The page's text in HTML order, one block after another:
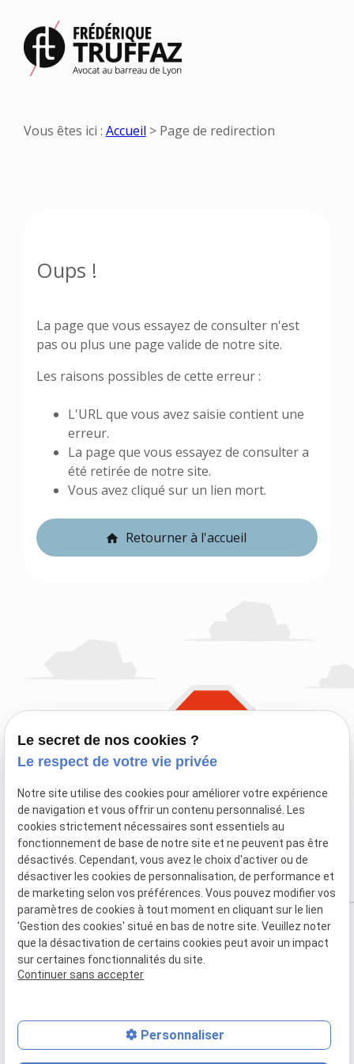
Vous êtes ici : Accueil > Page de redirection
Oups !
La page que vous essayez de consulter n'est
pas ou plus une page valide de notre site.
Les raisons possibles de cette erreur :
L'URL que vous avez saisie contient une
erreur.
La page que vous essayez de consulter a
été retirée de notre site.
Vous avez cliqué sur un lien mort.
home Retourner à l'accueil
Mentions
Politique de
Le secret de nos cookies ?
Le respect de votre vie privée
Notre site utilise des cookies pour améliorer votre expérience
de navigation et vous offrir un contenu personnalisé. Les
cookies strictement nécessaires sont essentiels au
fonctionnement de base de notre site et ne peuvent pas être
désactivés. Cependant, vous avez le choix d'activer ou de
désactiver les cookies de personnalisation, de performance et
de marketing selon vos préférences. Vous pouvez modifier vos
paramètres de cookies à tout moment en cliquant sur le lien
'Gestion des cookies' situé en bas de notre site. Veuillez noter
que la désactivation de certains cookies peut avoir un impact
sur certaines fonctionnalités du site.
Continuer sans accepter
Personnaliser